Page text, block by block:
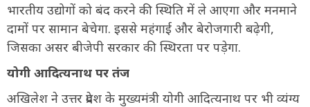
भारतीय उद्योगों को बंद करने की स्थिति में ले आएगा और मनमाने
दामों पर सामान बेचेगा. इससे महंगाई और बेरोजगारी बढ़ेगी,
जिसका असर बीजेपी सरकार की स्थिरता पर पड़ेगा.
योगी आदित्यनाथ पर तंज
अखिलेश ने उत्तर प्रदेश के मुख्यमंत्री योगी आदित्यनाथ पर भी व्यंग्य